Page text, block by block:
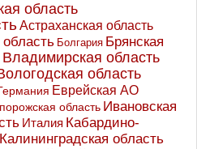
область
Астраханская область
область Болгария Брянская
Владимирская область
область
Еврейская АО
область Ивановская
Италия Кабардино-
Калининградская область